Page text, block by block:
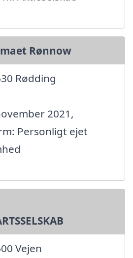
Rønnow
Rødding
2021,
Personligt ejet
Vejen